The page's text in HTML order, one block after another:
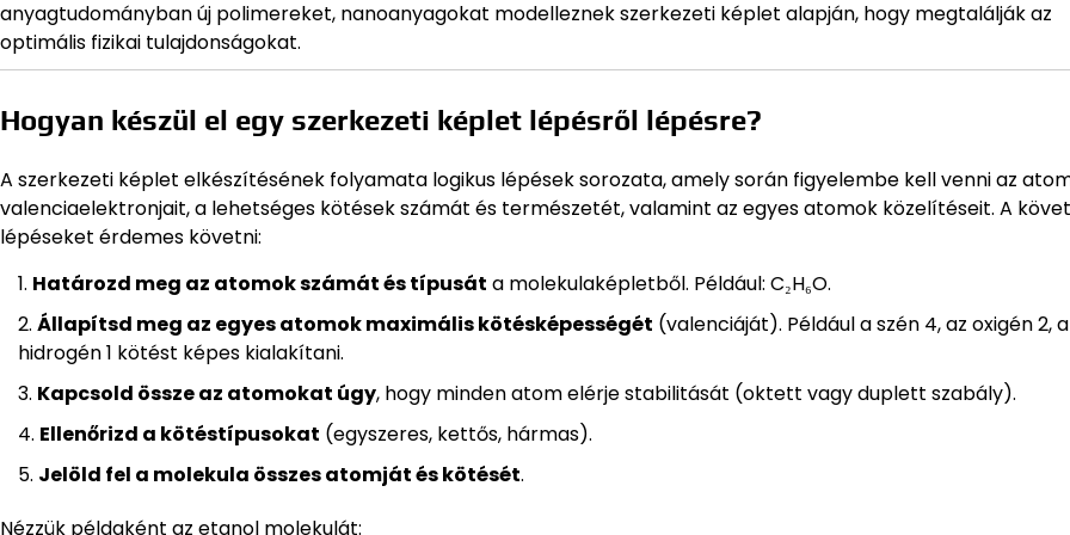
anyagtudományban új polimereket, nanoanyagokat modelleznek szerkezeti képlet alapján, hogy megtalálják az
optimális fizikai tulajdonságokat.
Hogyan készül el egy szerkezeti képlet lépésről lépésre?
A szerkezeti képlet elkészítésének folyamata logikus lépések sorozata, amely során figyelembe kell venni az
valenciaelektronjait, a lehetséges kötések számát és természetét, valamint az egyes atomok közelítéseit. A
lépéseket érdemes követni:
Határozd meg az atomok számát és típusát a molekulaképletből. Például: C₂H₆O.
Állapítsd meg az egyes atomok maximális kötésképességét (valenciáját). Például a szén 4, az oxigén 2, a
hidrogén 1 kötést képes kialakítani.
Kapcsold össze az atomokat úgy, hogy minden atom elérje stabilitását (oktett vagy duplett szabály).
Ellenőrizd a kötéstípusokat (egyszeres, kettős, hármas).
Jelöld fel a molekula összes atomját és kötését.
Nézzük példaként az etanol molekulát: